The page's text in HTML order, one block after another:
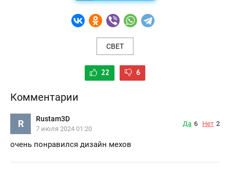
СВЕТ
22 6
Комментарии
R Rustam3D
7 июля 2024 01:20
Да 6 Нет 2
очень понравился дизайн мехов